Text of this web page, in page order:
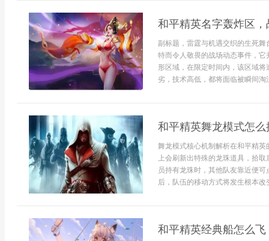
和平精英名字轰炸区
副标题，雷霆与机遇交织的生死
特而令人敬畏的战场动态事件，
形区域，在限定时间内，该区域
劣，技术高低，都将面临被瞬间淘
和平精英舞龙模式怎
舞龙模式核心机制解析在和平精英
上会刷新出特殊的龙珠道具，拾
员持有龙珠时，其他队友靠近便
后，队伍的移动方式将发生根本
和平精英经典船怎么